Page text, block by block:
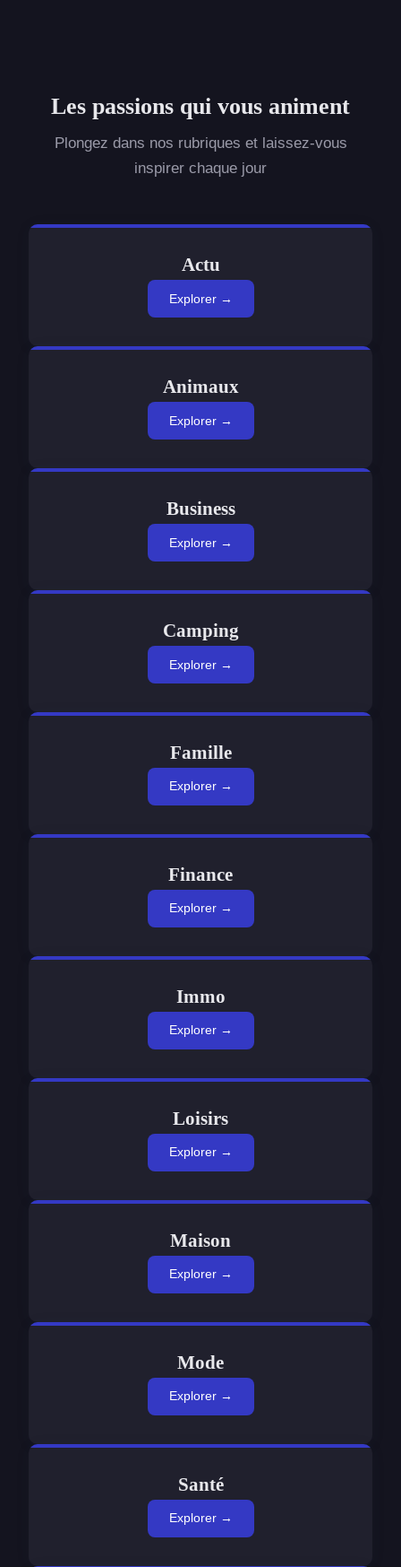
Les passions qui vous animent
Plongez dans nos rubriques et laissez-vous
inspirer chaque jour
Actu
Explorer →
Animaux
Explorer →
Business
Explorer →
Camping
Explorer →
Famille
Explorer →
Finance
Explorer →
Immo
Explorer →
Loisirs
Explorer →
Maison
Explorer →
Mode
Explorer →
Santé
Explorer →